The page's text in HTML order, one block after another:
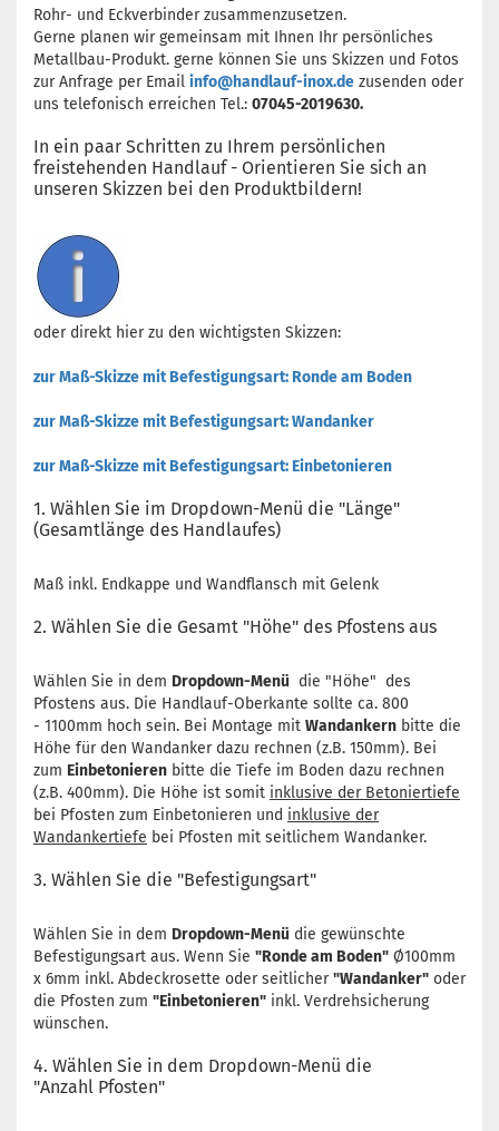
Rohr- und Eckverbinder zusammenzusetzen.
Gerne planen wir gemeinsam mit Ihnen Ihr persönliches
Metallbau-Produkt. gerne können Sie uns Skizzen und Fotos
zur Anfrage per Email info@handlauf-inox.de zusenden oder
uns telefonisch erreichen Tel.: 07045-2019630.
In ein paar Schritten zu Ihrem persönlichen
freistehenden Handlauf - Orientieren Sie sich an
unseren Skizzen bei den Produktbildern!
oder direkt hier zu den wichtigsten Skizzen:
zur Maß-Skizze mit Befestigungsart: Ronde am Boden
zur Maß-Skizze mit Befestigungsart: Wandanker
zur Maß-Skizze mit Befestigungsart: Einbetonieren
1. Wählen Sie im Dropdown-Menü die "Länge"
(Gesamtlänge des Handlaufes)
Maß inkl. Endkappe und Wandflansch mit Gelenk
2. Wählen Sie die Gesamt "Höhe" des Pfostens aus
Wählen Sie in dem Dropdown-Menü die "Höhe" des
Pfostens aus. Die Handlauf-Oberkante sollte ca. 800
- 1100mm hoch sein. Bei Montage mit Wandankern bitte die
Höhe für den Wandanker dazu rechnen (z.B. 150mm). Bei
zum Einbetonieren bitte die Tiefe im Boden dazu rechnen
(z.B. 400mm). Die Höhe ist somit inklusive der Betoniertiefe
bei Pfosten zum Einbetonieren und inklusive der
Wandankertiefe bei Pfosten mit seitlichem Wandanker.
3. Wählen Sie die "Befestigungsart"
Wählen Sie in dem Dropdown-Menü die gewünschte
Befestigungsart aus. Wenn Sie "Ronde am Boden" Ø100mm
x 6mm inkl. Abdeckrosette oder seitlicher"Wandanker" oder
die Pfosten zum "Einbetonieren" inkl. Verdrehsicherung
wünschen.
4. Wählen Sie in dem Dropdown-Menü die
"Anzahl Pfosten"